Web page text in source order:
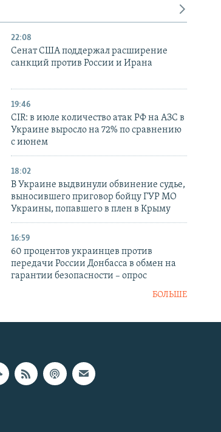
22:08
Сенат США поддержал расширение
санкций против России и Ирана
19:46
CIR: в июле количество атак РФ на АЗС в
Украине выросло на 72% по сравнению
с июнем
18:02
В Украине выдвинули обвинение судье,
выносившего приговор бойцу ГУР МО
Украины, попавшего в плен в Крыму
16:59
60 процентов украинцев против
передачи России Донбасса в обмен на
гарантии безопасности – опрос
БОЛЬШЕ